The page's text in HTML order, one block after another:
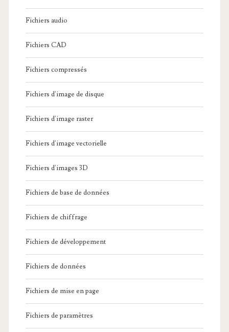
Fichiers audio
Fichiers CAD
Fichiers compressés
Fichiers d'image de disque
Fichiers d'image raster
Fichiers d'image vectorielle
Fichiers d'images 3D
Fichiers de base de données
Fichiers de chiffrage
Fichiers de développement
Fichiers de données
Fichiers de mise en page
Fichiers de paramètres